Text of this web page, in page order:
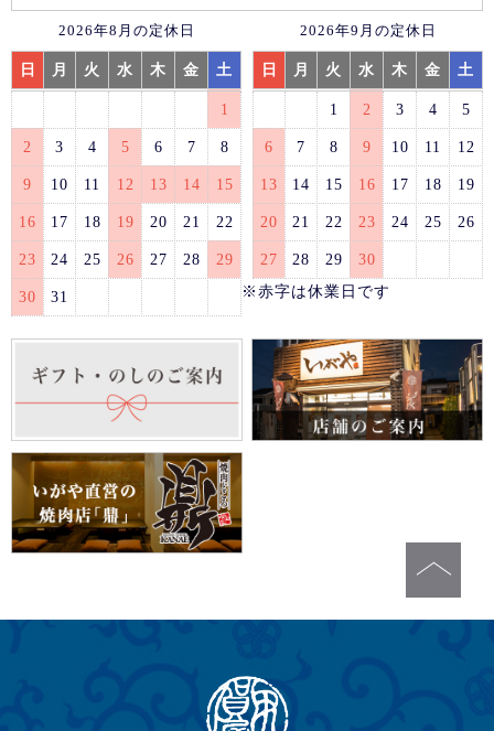
2026年8月の定休日
日 月 火 水 木 金 土
1
2 3 4 5 6 7 8
9 10 11 12 13 14 15
16 17 18 19 20 21 22
23 24 25 26 27 28 29
30 31
2026年9月の定休日
日 月 火 水 木 金 土
1 2 3 4 5
6 7 8 9 10 11 12
13 14 15 16 17 18 19
20 21 22 23 24 25 26
27 28 29
30
※赤字は休業日です